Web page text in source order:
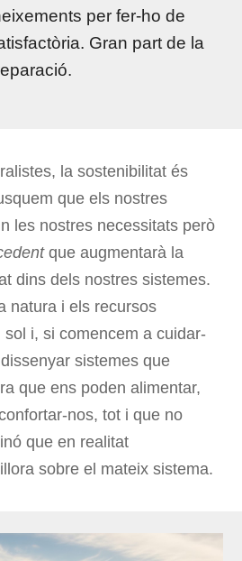
per fer-ho de
Gran part de la
la sostenibilitat és
que els nostres
les nostres necessitats però
que augmentarà la
dins dels nostres sistemes.
natura i els recursos
i, si comencem a cuidar-
sistemes que
que ens poden alimentar,
nos, tot i que no
que en realitat
sobre el mateix sistema.